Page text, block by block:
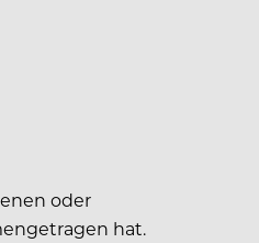
oder
hat.